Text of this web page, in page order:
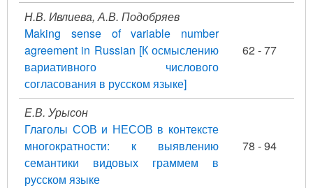
Н.В. Ивлиева, А.В. Подобряев
Making sense of variable number
agreement in Russian [К осмыслению
вариативного числового
согласования в русском языке]
62 - 77
Е.В. Урысон
Глаголы СОВ и НЕСОВ в контексте
многократности: к выявлению
семантики видовых граммем в
русском языке
78 - 94